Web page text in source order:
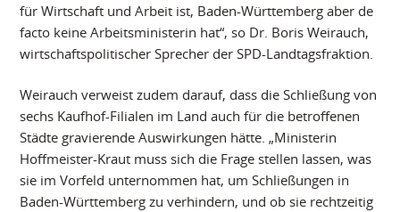
für Wirtschaft und Arbeit ist, Baden-Württemberg aber de
facto keine Arbeitsministerin hat“, so Dr. Boris Weirauch,
wirtschaftspolitischer Sprecher der SPD-Landtagsfraktion.
Weirauch verweist zudem darauf, dass die Schließung von
sechs Kaufhof-Filialen im Land auch für die betroffenen
Städte gravierende Auswirkungen hätte. „Ministerin
Hoffmeister-Kraut muss sich die Frage stellen lassen, was
sie im Vorfeld unternommen hat, um Schließungen in
Baden-Württemberg zu verhindern, und ob sie rechtzeitig